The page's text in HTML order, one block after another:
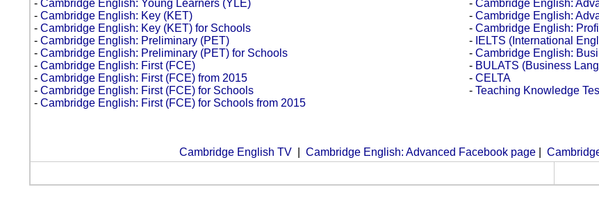
- Cambridge English: Young Learners (YLE)
- Cambridge English: Key (KET)
- Cambridge English: Key (KET) for Schools
- Cambridge English: Preliminary (PET)
- Cambridge English: Preliminary (PET) for Schools
- Cambridge English: First (FCE)
- Cambridge English: First (FCE) from 2015
- Cambridge English: First (FCE) for Schools
- Cambridge English: First (FCE) for Schools from 2015
- Cambridge English:
- Cambridge English:
- Cambridge English:
- IELTS (International
- Cambridge English:
- BULATS (Business
- CELTA
- Teaching Knowledge
Cambridge English TV Cambridge English: Advanced Facebook page